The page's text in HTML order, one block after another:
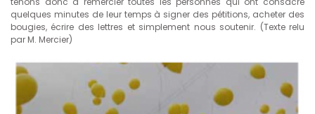
quelques minutes de leur temps à signer des pétitions, acheter des
bougies, écrire des lettres et simplement nous soutenir. (Texte relu
par M. Mercier)